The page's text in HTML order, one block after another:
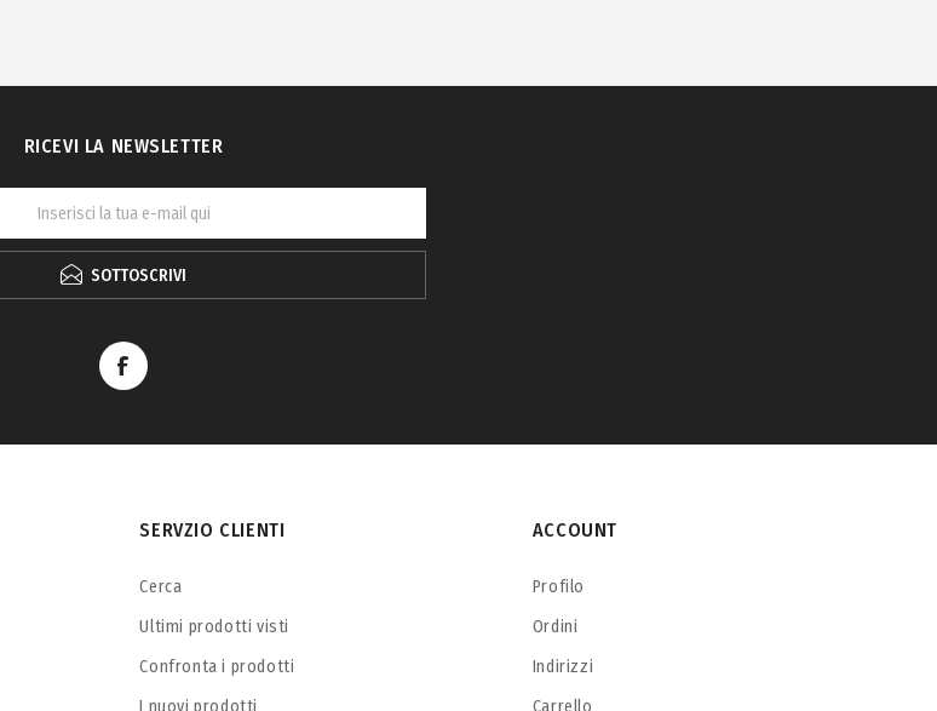
RICEVI LA NEWSLETTER
SOTTOSCRIVI
SERVZIO CLIENTI
Cerca
Ultimi prodotti visti
Confronta i prodotti
I nuovi prodotti
ACCOUNT
Profilo
Ordini
Indirizzi
Carrello